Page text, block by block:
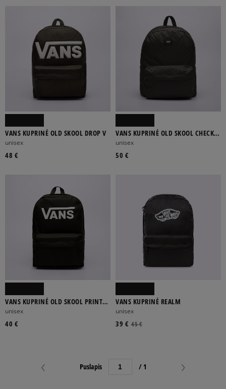
VANS KUPRINĖ OLD SKOOL DROP V
unisex
48 €
VANS KUPRINĖ OLD SKOOL CHECK
BACKPACK
unisex
50 €
VANS KUPRINĖ OLD SKOOL PRINT
BACKPACK
unisex
40 €
VANS KUPRINĖ REALM
unisex
45 €
39 €
Puslapis / 1